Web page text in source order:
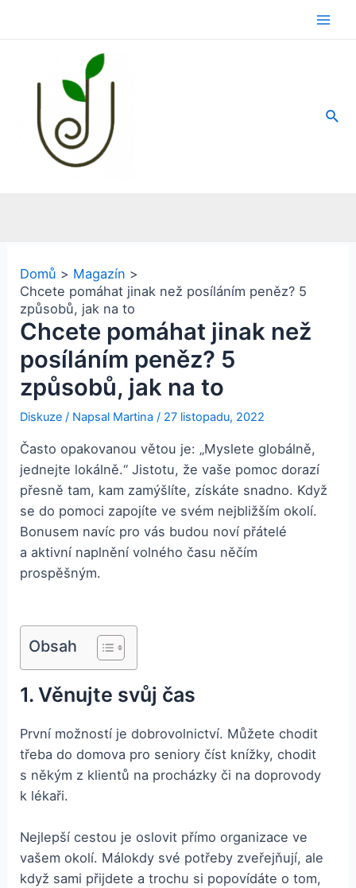
Domů
Magazín
Chcete pomáhat jinak než posíláním peněz? 5
způsobů, jak na to
Chcete pomáhat jinak než
posíláním peněz? 5
způsobů, jak na to
Diskuze / Napsal Martina/ 27 listopadu, 2022
Často opakovanou větou je: „Myslete globálně,
jednejte lokálně.“ Jistotu, že vaše pomoc dorazí
přesně tam, kam zamýšlíte, získáte snadno. Když
se do pomoci zapojíte ve svém nejbližším okolí.
Bonusem navíc pro vás budou noví přátelé
a aktivní naplnění volného času něčím
prospěšným.
Obsah
1. Věnujte svůj čas
První možností je dobrovolnictví. Můžete chodit
třeba do domova pro seniory číst knížky, chodit
s někým z klientů na procházky či na doprovody
k lékaři.
Nejlepší cestou je oslovit přímo organizace ve
vašem okolí. Málokdy své potřeby zveřejňují, ale
když sami přijdete a trochu si popovídáte o tom,